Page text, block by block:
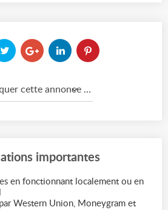
Marquer cette annonce comme...
importantes
en fonctionnant localement ou en
Western Union, Moneygram et